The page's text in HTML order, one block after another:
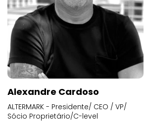
Alexandre Cardoso
ALTERMARK - Presidente/ CEO / VP/
Sócio Proprietário/C-level